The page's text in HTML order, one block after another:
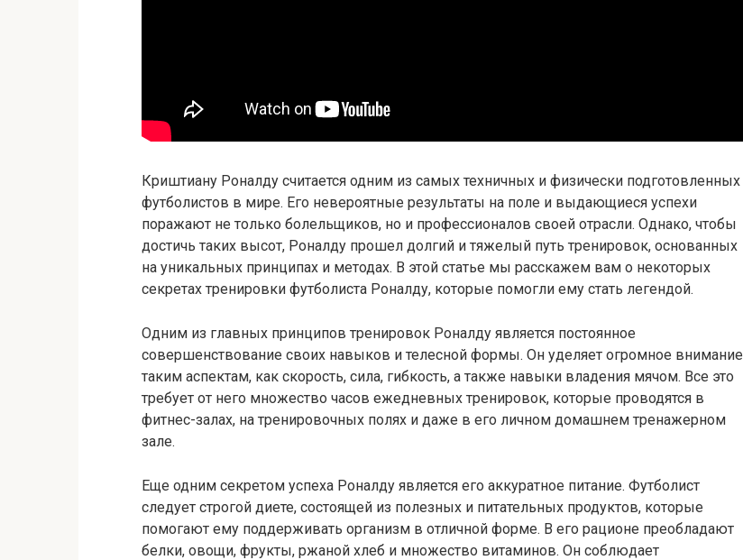
Криштиану Роналду считается одним из самых техничных и физически подготовленных
футболистов в мире. Его невероятные результаты на поле и выдающиеся успехи
поражают не только болельщиков, но и профессионалов своей отрасли. Однако, чтобы
достичь таких высот, Роналду прошел долгий и тяжелый путь тренировок, основанных
на уникальных принципах и методах. В этой статье мы расскажем вам о некоторых
секретах тренировки футболиста Роналду, которые помогли ему стать легендой.
Одним из главных принципов тренировок Роналду является постоянное
совершенствование своих навыков и телесной формы. Он уделяет огромное внимание
таким аспектам, как скорость, сила, гибкость, а также навыки владения мячом. Все это
требует от него множество часов ежедневных тренировок, которые проводятся в
фитнес-залах, на тренировочных полях и даже в его личном домашнем тренажерном
зале.
Еще одним секретом успеха Роналду является его аккуратное питание. Футболист
следует строгой диете, состоящей из полезных и питательных продуктов, которые
помогают ему поддерживать организм в отличной форме. В его рационе преобладают
белки, овощи, фрукты, ржаной хлеб и множество витаминов. Он соблюдает